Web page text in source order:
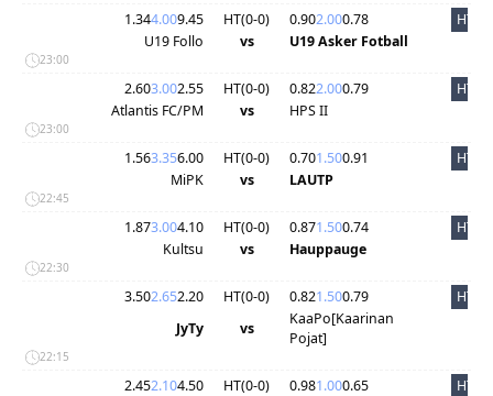
1.344.009.45 HT(0-0) 0.902.000.78
HT
U19 Follo
vs U19 Asker Fotball
23:00
2.603.002.55 HT(0-0) 0.822.000.79
HT
Atlantis FC/PM
vs HPS II
23:00
1.563.356.00 HT(0-0) 0.701.500.91
HT
MiPK
vs LAUTP
22:45
1.873.004.10 HT(0-0) 0.871.500.74
HT
Kultsu
vs Hauppauge
22:30
3.502.652.20 HT(0-0) 0.821.500.79
HT
JyTy
vs
KaaPo[Kaarinan
Pojat]
22:15
2.452.104.50 HT(0-0) 0.981.000.65
HT